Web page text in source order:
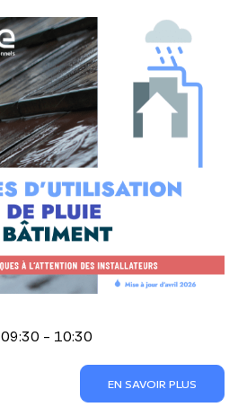
09:30 - 10:30
EN SAVOIR PLUS